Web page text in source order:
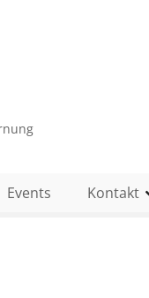
Events Kontakt